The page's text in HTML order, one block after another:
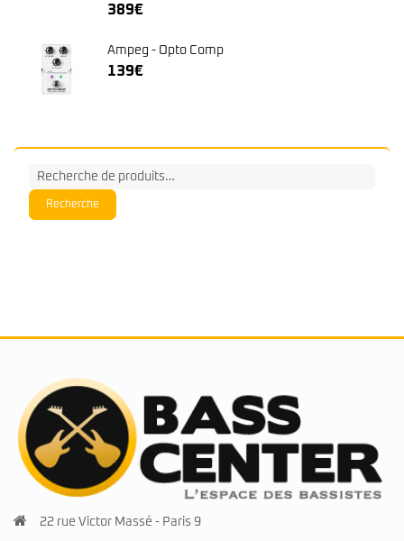
389€
Ampeg - Opto Comp
139€
Recherche
pour :
Recherche
22 rue Victor Massé - Paris 9